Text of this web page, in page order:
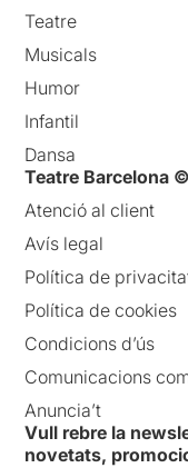
Teatre
Musicals
Humor
Infantil
Dansa
Teatre Barcelona
Atenció al client
Avís legal
Política de
Política de cookies
Condicions d’ús
Comunicacions
Anuncia’t
Vull rebre la
novetats,